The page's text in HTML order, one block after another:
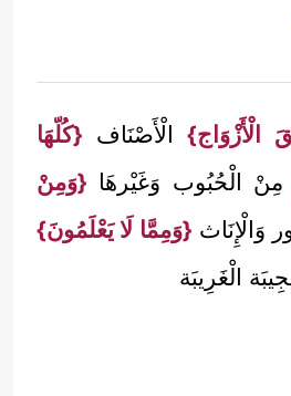
الْأَزْوَاج}الْأَصْنَاف {كُلّهَا
الْحُبُوب وَغَيْرهَا {وَمِنْ
وَالْإِنَاث {وَمِمَّا لَا يَعْلَمُونَ}
الْغَرِيبَة